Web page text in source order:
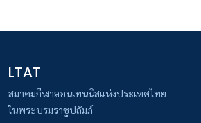
LTAT
สมาคมกีฬาลอนเทนนิสแห่งประเทศไทย
ในพระบรมราชูปถัมภ์